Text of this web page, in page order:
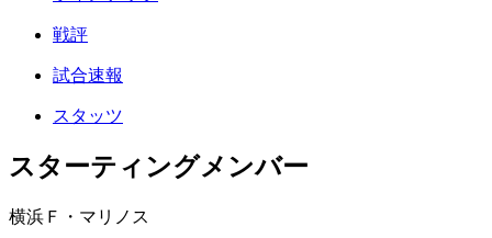
戦評
試合速報
スタッツ
スターティングメンバー
横浜Ｆ・マリノス